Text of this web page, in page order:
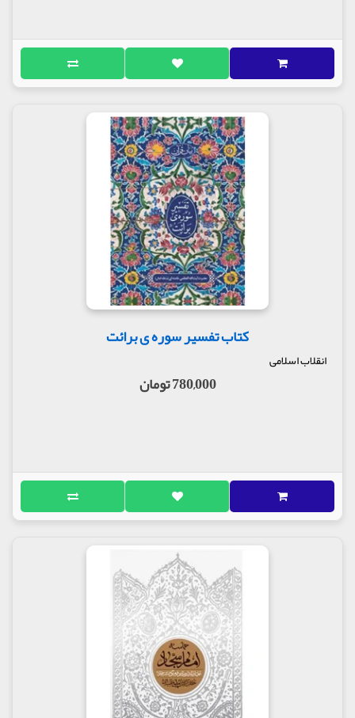
کتاب تفسیر سوره ی برائت
انقلاب اسلامی
780,000 تومان